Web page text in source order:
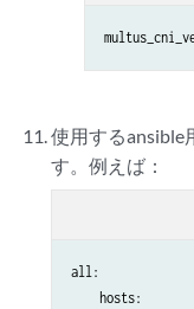
使用するansible
す。例えば：
all:
hosts: